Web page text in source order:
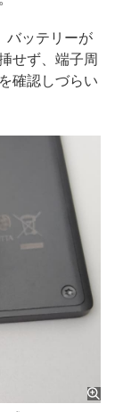
バッテリーが
せず、端子周
確認しづらい